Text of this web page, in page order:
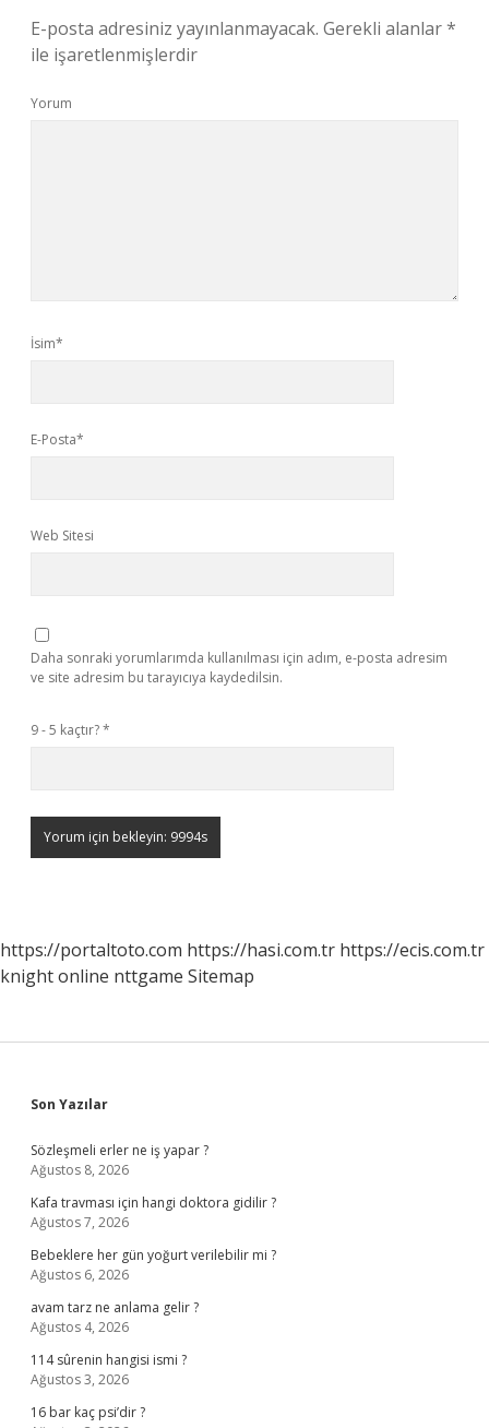
E-posta adresiniz yayınlanmayacak. Gerekli alanlar*
ile işaretlenmişlerdir
Yorum
İsim*
E-Posta*
Web Sitesi
Daha sonraki yorumlarımda kullanılması için adım, e-posta adresim
ve site adresim bu tarayıcıya kaydedilsin.
9 - 5 kaçtır?*
https://portaltoto.com https://hasi.com.tr https://ecis.com.tr
knight online nttgame Sitemap
Sidebar
Son Yazılar
Sözleşmeli erler ne iş yapar ?
Ağustos 8, 2026
Kafa travması için hangi doktora gidilir ?
Ağustos 7, 2026
Bebeklere her gün yoğurt verilebilir mi ?
Ağustos 6, 2026
avam tarz ne anlama gelir ?
Ağustos 4, 2026
114 sûrenin hangisi ismi ?
Ağustos 3, 2026
16 bar kaç psi’dir ?